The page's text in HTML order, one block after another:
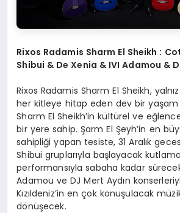
Rixos Radamis Sharm El Sheikh :
Shibui & De Xenia & IVI Adamou &
Rixos Radamis Sharm El Sheikh,
her kitleye hitap eden dev bir yaşam
Sharm El Sheikh’in kültürel ve
bir yere sahip. Şarm El Şeyh’in en
sahipliği yapan tesiste, 31 Aralık
Shibui gruplarıyla başlayacak
performansıyla sabaha kadar
Adamou ve DJ Mert Aydın
Kızıldeniz’in en çok konuşulacak
dönüşecek.